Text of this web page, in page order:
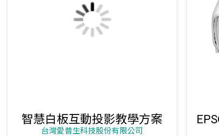
智慧白板互動投影教學方案
台灣愛普生科技股份有限公司